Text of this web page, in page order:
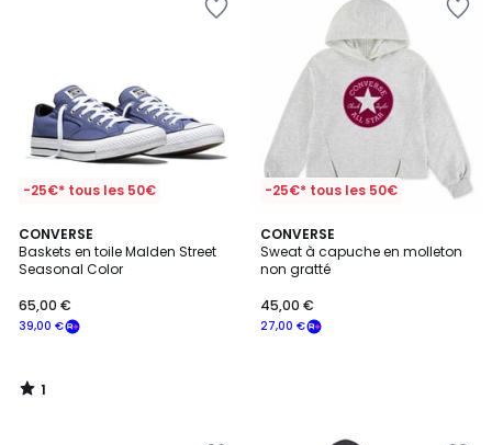
-25€* tous les 50€
CONVERSE
Baskets en toile Malden Street
Seasonal Color
39,00 €
65,00 €
1
/
5
1
/
-25€* tous les 50€
CONVERSE
Sweat à capuche en molleton
non gratté
27,00 €
45,00 €